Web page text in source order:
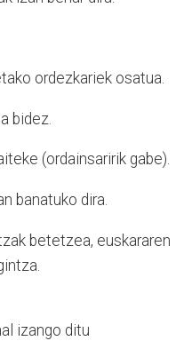
ordezkariek osatua.
bidez.
(ordainsaririk gabe).
banatuko dira.
betetzea, euskararen
izango ditu